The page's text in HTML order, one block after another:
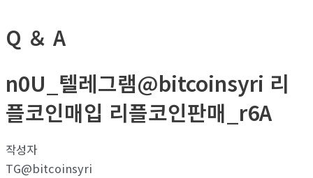
Q ＆ A
n0U_텔레그램@bitcoinsyri 리
플코인매입 리플코인판매_r6A
작성자
TG@bitcoinsyri